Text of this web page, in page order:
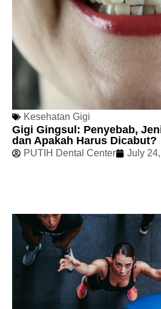
Kesehatan Gigi
Gigi Gingsul: Penyebab,
dan Apakah Harus Dicabut?
PUTIH Dental Center July